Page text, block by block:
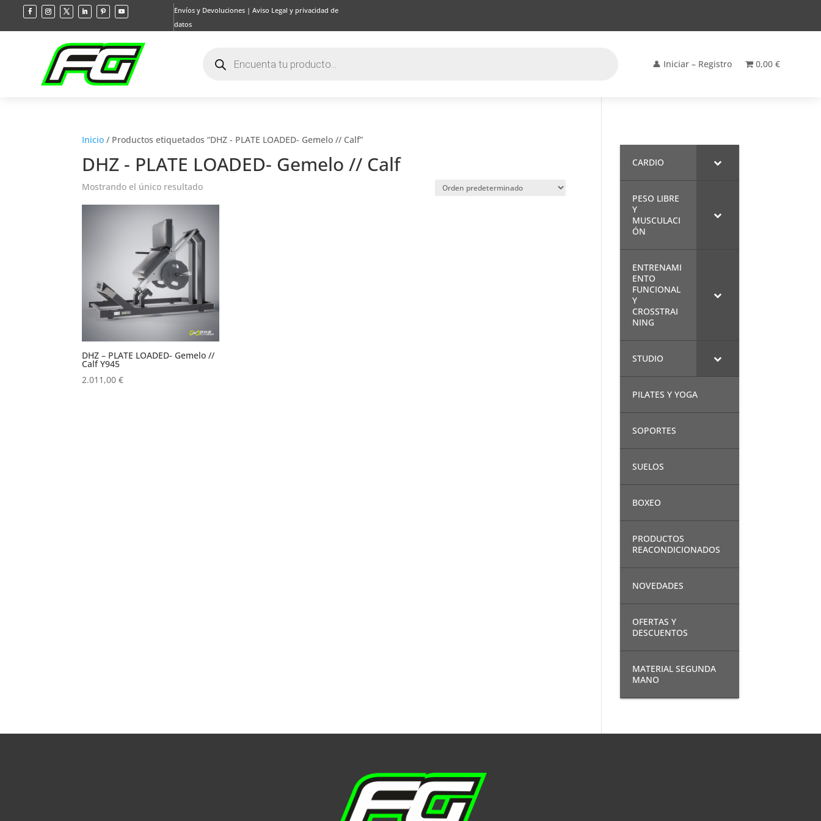
Envíos y Devoluciones| Aviso Legal y privacidad de
datos
productos 👤 Iniciar – Registro 0,00 €
Inicio / Productos etiquetados “DHZ - PLATE LOADED- Gemelo // Calf”
DHZ - PLATE LOADED- Gemelo // Calf
Mostrando el único resultado
DHZ – PLATE LOADED- Gemelo //
Calf Y945
2.011,00€
CARDIO
PESO LIBRE
Y
MUSCULACI
ÓN
ENTRENAMI
ENTO
FUNCIONAL
Y
CROSSTRAI
NING
STUDIO
PILATES Y YOGA
SOPORTES
SUELOS
BOXEO
PRODUCTOS
REACONDICIONADOS
NOVEDADES
OFERTAS Y
DESCUENTOS
MATERIAL SEGUNDA
MANO